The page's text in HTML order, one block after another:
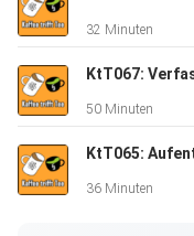
32 Minuten
50 Minuten
36 Minuten